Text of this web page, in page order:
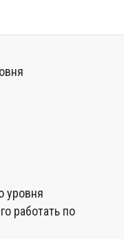
уровня
работать по